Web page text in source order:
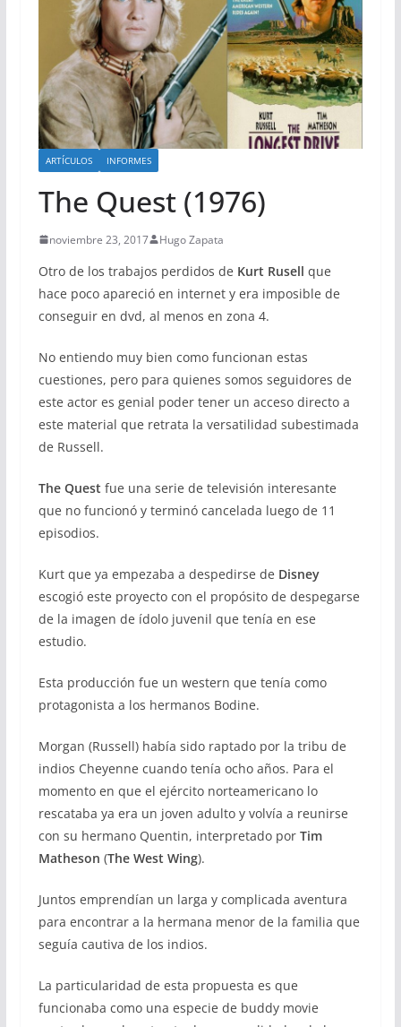
ARTÍCULOS INFORMES
The Quest (1976)
noviembre 23, 2017 Hugo Zapata
Otro de los trabajos perdidos de Kurt Rusell que
hace poco apareció en internet y era imposible de
conseguir en dvd, al menos en zona 4.
No entiendo muy bien como funcionan estas
cuestiones, pero para quienes somos seguidores de
este actor es genial poder tener un acceso directo a
este material que retrata la versatilidad subestimada
de Russell.
The Quest fue una serie de televisión interesante
que no funcionó y terminó cancelada luego de 11
episodios.
Kurt que ya empezaba a despedirse de Disney
escogió este proyecto con el propósito de despegarse
de la imagen de ídolo juvenil que tenía en ese
estudio.
Esta producción fue un western que tenía como
protagonista a los hermanos Bodine.
Morgan (Russell) había sido raptado por la tribu de
indios Cheyenne cuando tenía ocho años. Para el
momento en que el ejército norteamericano lo
rescataba ya era un joven adulto y volvía a reunirse
con su hermano Quentin, interpretado por Tim
Matheson (The West Wing).
Juntos emprendían un larga y complicada aventura
para encontrar a la hermana menor de la familia que
seguía cautiva de los indios.
La particularidad de esta propuesta es que
funcionaba como una especie de buddy movie